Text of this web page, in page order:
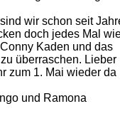
wir schon seit
doch jedes Mal
Kaden und das
überraschen. Lieber
zum 1. Mai wieder da
und Ramona